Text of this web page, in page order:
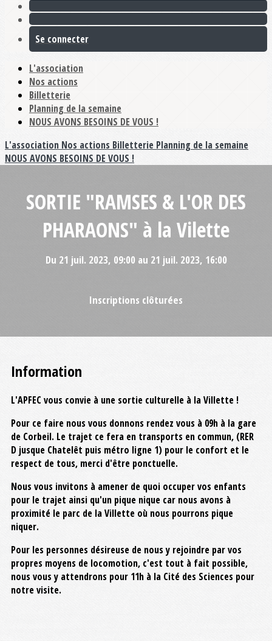
Se connecter
L'association
Nos actions
Billetterie
Planning de la semaine
NOUS AVONS BESOINS DE VOUS !
L'association Nos actions Billetterie Planning de la semaine
NOUS AVONS BESOINS DE VOUS !
SORTIE "RAMSES & L'OR DES
PHARAONS" à la Vilette
Du 21 juil. 2023, 09:00 au 21 juil. 2023, 16:00
Inscriptions clôturées
Information
L'APFEC vous convie à une sortie culturelle à la Villette !
Pour ce faire nous vous donnons rendez vous à 09h à la gare
de Corbeil. Le trajet ce fera en transports en commun, (RER
D jusque Chatelêt puis métro ligne 1) pour le confort et le
respect de tous, merci d'être ponctuelle.
Nous vous invitons à amener de quoi occuper vos enfants
pour le trajet ainsi qu'un pique nique car nous avons à
proximité le parc de la Villette où nous pourrons pique
niquer.
Pour les personnes désireuse de nous y rejoindre par vos
propres moyens de locomotion, c'est tout à fait possible,
nous vous y attendrons pour 11h à la Cité des Sciences pour
notre visite.